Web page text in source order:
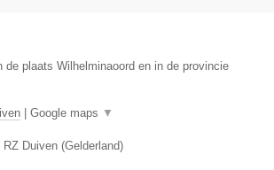
de plaats Wilhelminaoord en in de provincie
| Google maps ▼
RZ Duiven (Gelderland)